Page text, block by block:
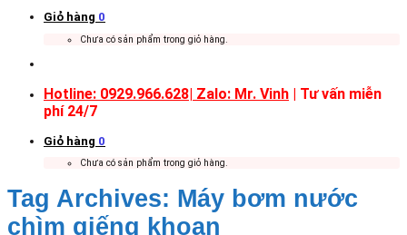
Giỏ hàng 0
Chưa có sản phẩm trong giỏ hàng.
Hotline: 0929.966.628| Zalo: Mr. Vinh | Tư vấn miễn
phí 24/7
Giỏ hàng 0
Chưa có sản phẩm trong giỏ hàng.
Tag Archives: Máy bơm nước
chìm giếng khoan